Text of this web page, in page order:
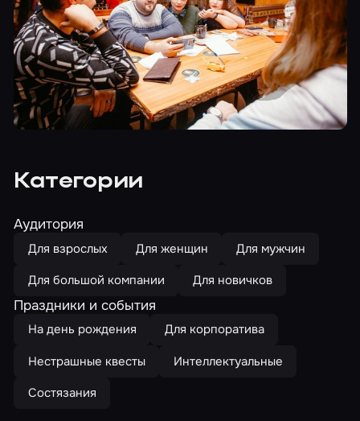
Категории
Аудитория
Для взрослых Для женщин
Для мужчин
Для большой компании
Для новичков
Праздники и события
На день рождения
Для корпоратива
Нестрашные квесты
Интеллектуальные
Состязания